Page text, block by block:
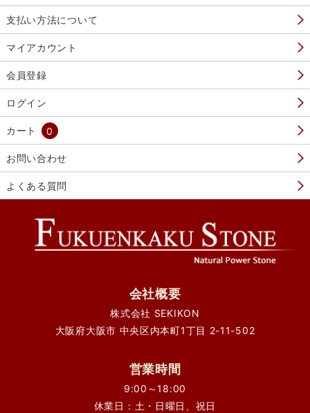
支払い方法について
マイアカウント
会員登録
ログイン
カート 0
お問い合わせ
よくある質問
会社概要
株式会社 SEKIKON
大阪府大阪市 中央区内本町1丁目 2-11-502
営業時間
9:00～18:00
休業日：土・日曜日、祝日